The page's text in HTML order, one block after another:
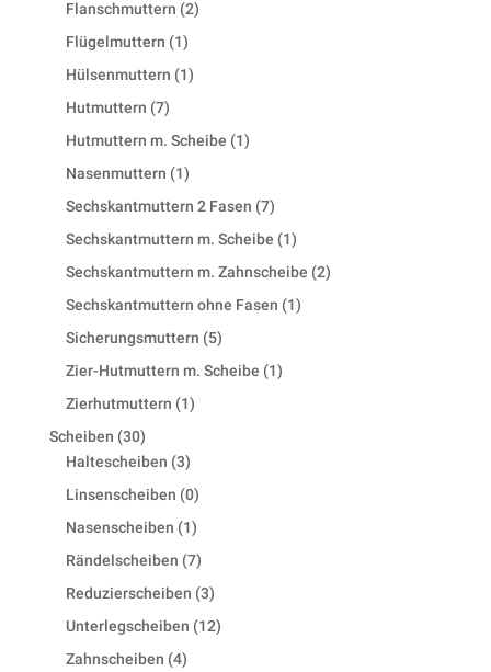
products
Flanschmuttern 22
Flügelmuttern 11
product
Hülsenmuttern 11
Hutmuttern 77
products
Hutmuttern m. Scheibe 11
Nasenmuttern 11
product
Sechskantmuttern 2 Fasen 77
products
Sechskantmuttern m. Scheibe 11
product
Sechskantmuttern m. Zahnscheibe 22
Sechskantmuttern ohne Fasen 11
Sicherungsmuttern 55
products
Zier-Hutmuttern m. Scheibe 11
Zierhutmuttern 11
Scheiben 3030
products
Haltescheiben 33
products
Linsenscheiben 00
products
Nasenscheiben 11
product
Rändelscheiben 77
products
Reduzierscheiben 33
products
Unterlegscheiben 1212
Zahnscheiben 44